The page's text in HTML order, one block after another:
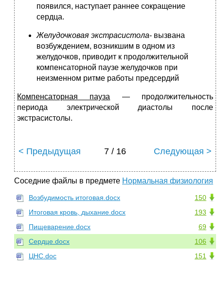
появился, наступает раннее сокращение
сердца.
Желудочковая экстрасистола- вызвана
возбуждением, возникшим в одном из
желудочков, приводит к продолжительной
компенсаторной паузе желудочков при
неизменном ритме работы предсердий
Компенсаторная пауза — продолжительность
периода электрической диастолы после
экстрасистолы.
< Предыдущая 7 / 16 Следующая >
Соседние файлы в предмете Нормальная физиология
150
Возбудимость итоговая.docx
193
Итоговая кровь, дыхание.docx
69
Пищеварение.docx
106
Сердце.docx
151
ЦНС.doc